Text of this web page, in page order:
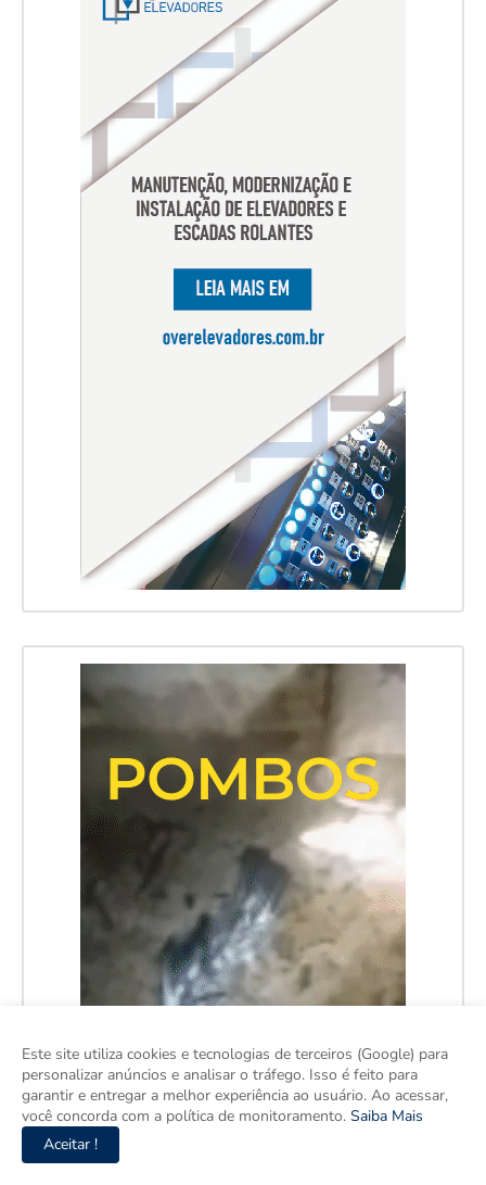
Este site utiliza cookies e tecnologias de terceiros (Google) para
personalizar anúncios e analisar o tráfego. Isso é feito para
garantir e entregar a melhor experiência ao usuário. Ao acessar,
você concorda com a política de monitoramento. Saiba Mais
Aceitar !